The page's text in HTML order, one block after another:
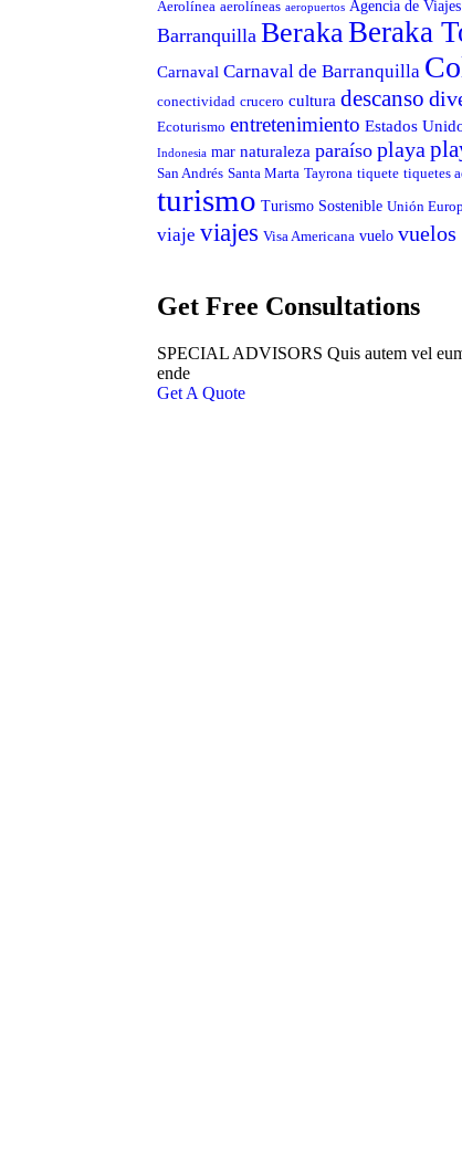
Aerolínea aerolíneas aeropuertos Agencia de Viajes
Barranquilla BerakaBeraka
Carnaval Carnaval de Barranquilla
conectividad crucero cultura descanso
Ecoturismo entretenimiento Estados
Indonesia mar naturaleza paraíso playa
San Andrés Santa Marta Tayrona tiquete tiquetes
turismo Turismo Sostenible Unión
viaje viajes Visa Americana vuelo vuelos
Get Free Consultations
SPECIAL ADVISORS Quis autem vel
ende
Get A Quote